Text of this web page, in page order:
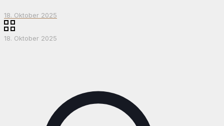
18. Oktober 2025
18. Oktober 2025